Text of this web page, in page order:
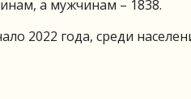
а мужчинам – 1838.
2022 года, среди